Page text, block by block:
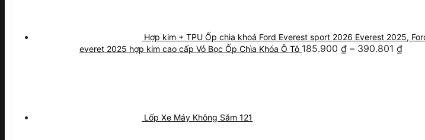
Hợp kim + TPU Ốp chìa khoá Ford Everest sport 2026 Everest 2025,
everet 2025 hợp kim cao cấp Vỏ Bọc Ốp Chìa Khóa Ô Tô 185.900 ₫ – 390.801 ₫
Lốp Xe Máy Không Săm 121